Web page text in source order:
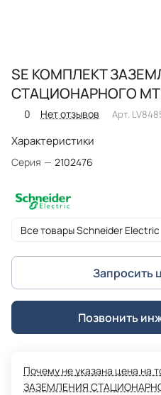
SE КОМПЛЕКТ
СТАЦИОНАРНОГО
0 Нет отзывов Арт.
Характеристики
Серия — 2102476
Все товары Schneider Electric
Запросить
Позвонить
Почему не указана цена на
ЗАЗЕМЛЕНИЯ